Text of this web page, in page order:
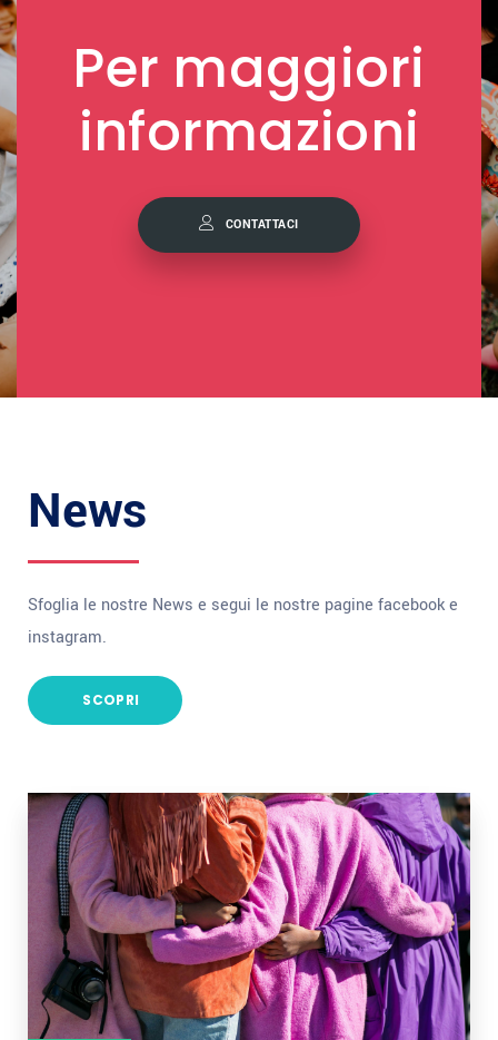
Per maggiori
informazioni
CONTATTACI
News
Sfoglia le nostre News e segui le nostre pagine facebook e
instagram.
SCOPRI